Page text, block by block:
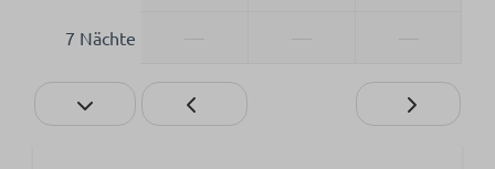
7 Nächte